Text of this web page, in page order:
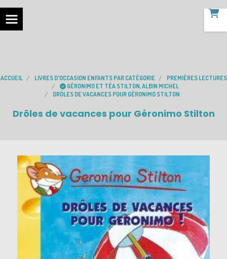
ACCUEIL LIVRES D'OCCASION ENFANTS PAR CATÉGORIE
PREMIÈRES LECTURES
GÉRONIMO ET TÉA STILTON, ALBIN MICHEL
DRÔLES DE VACANCES POUR GÉRONIMO STILTON
Drôles de vacances pour Géronimo Stilton